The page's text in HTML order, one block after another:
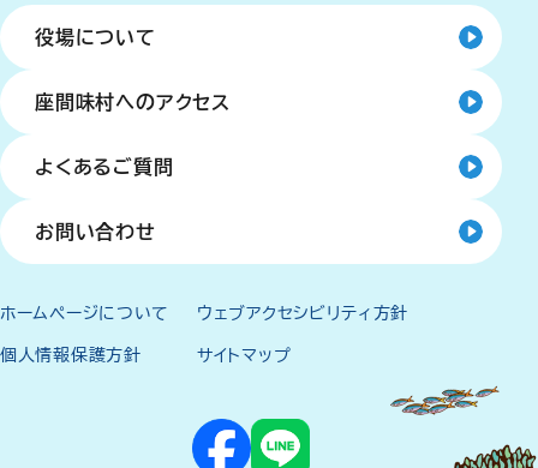
役場について
座間味村へのアクセス
よくあるご質問
お問い合わせ
ホームページについて ウェブアクセシビリティ方針
個人情報保護方針 サイトマップ